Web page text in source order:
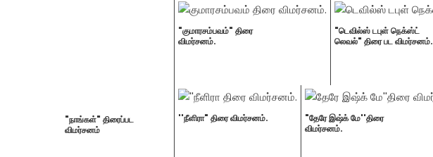
"நாங்கள்" திரைப்பட
விமர்சனம்
"குமாரசம்பவம்" திரை
விமர்சனம்.
"டெவில்ஸ் டபுள் நெக்ஸ்ட்
லெவல்" திரை பட விமர்சனம்.
''நீளிரா" திரை விமர்சனம்.
"தேரே இஷ்க் மே''திரை
விமர்சனம்.